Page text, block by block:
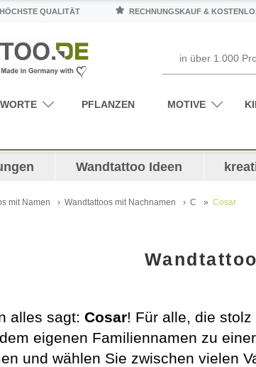
QUALITÄT RECHNUNGSKAUF &
WORTE PFLANZEN MOTIVE
Wandtattoo Ideen
mit Namen Wandtattoos mit Nachnamen C Cosar
alles sagt: Cosar! Für alle, die
eigenen Familiennamen zu
und wählen Sie zwischen vielen